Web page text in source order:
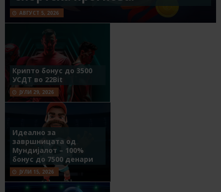
АВГУСТ 5, 2026
Крипто бонус до 3500
УСДТ во 22Bit
ЈУЛИ 29, 2026
Идеално за
завршницата од
Мундијалот – 100%
бонус до 7500 денари
ЈУЛИ 15, 2026